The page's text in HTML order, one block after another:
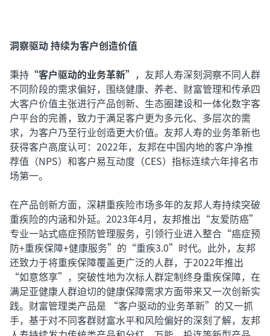
洞察驱动 持续为客户创造价值
秉持 “客户驱动的业务革新” ，友邦人寿深刻洞察不同人群
不同阶段的需求偏好，围绕健康、养老、财富管理和传承四
大客户价值主张进行产品创新、生态圈建设和一体化数字客
户平台的完善，致力于满足客户更为多元化、多层次的需
求，为客户乃至行业创造更大价值。友邦人寿的业务革新也
获得客户高度认可：2022年，友邦在中国内地的客户净推
荐值（NPS）和客户易互动度（CES）指标连续六年排名市
场第一。
在产品创新方面，深耕重疾险市场多年的友邦人寿持续突破
重疾险的内涵和外延。2023年4月，友邦推出“友爱防癌”
专业一站式癌症预防管理服务，引领行业进入整合“癌症预
防+重疾保障+健康服务”的“重疾3.0”时代。此外，友邦
还致力于将重疾保障覆盖更广泛的人群，于2022年推出
“如意悠享”，突破性地为次标人群定制终身重疾保障，在
满足亚健康人群迫切的健康保障需求方面带来又一次创新实
践。财富管理类产品是 “客户驱动的业务革新”的又一抓
手，基于对不同客群财富水平和风险偏好的深刻了解，友邦